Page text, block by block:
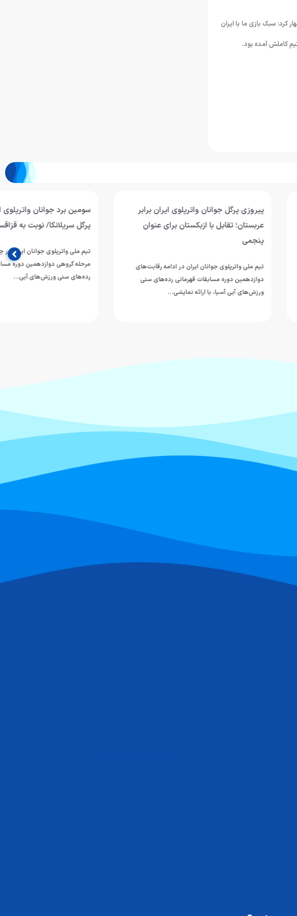
کرد: سبک بازی ما با ایران
جوانان واترپلوی ایران برابر
تقابل با ازبکستان برای عنوان
جوانان ایران در ادامه رقابت‌های
دوره مسابقات قهرمانی رده‌های سنی
آسیا، با ارائه نمایشی…
سومین برد جوانان واترپلوی ایران با شکست
پرگل سریلانکا/ نوبت به قزاقستان رسید
تیم ملی واترپلوی جوانان ایران در چهارمین دیدار خود از
مرحله گروهی دوازدهمین دوره مسابقات قهرمانی
رده‌های سنی ورزش‌های آبی…